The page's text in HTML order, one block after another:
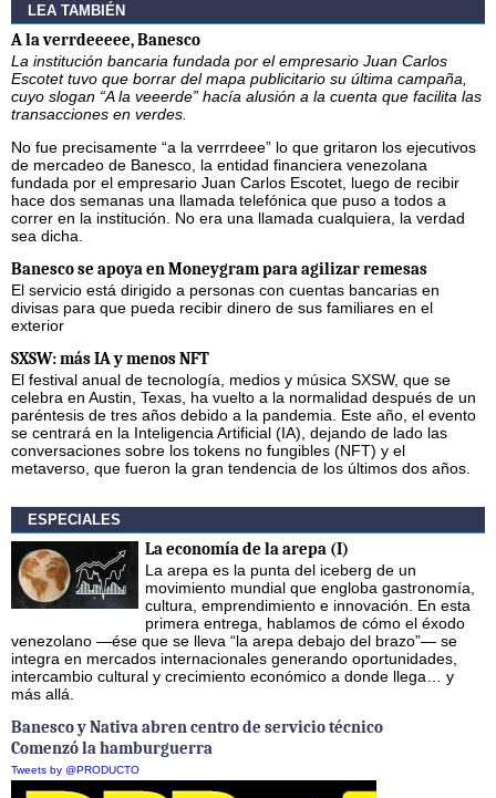
LEA TAMBIÉN
A la verrdeeeee, Banesco
La institución bancaria fundada por el empresario Juan Carlos
Escotet tuvo que borrar del mapa publicitario su última campaña,
cuyo slogan “A la veeerde” hacía alusión a la cuenta que facilita las
transacciones en verdes.
No fue precisamente “a la verrrdeee” lo que gritaron los ejecutivos
de mercadeo de Banesco, la entidad financiera venezolana
fundada por el empresario Juan Carlos Escotet, luego de recibir
hace dos semanas una llamada telefónica que puso a todos a
correr en la institución. No era una llamada cualquiera, la verdad
sea dicha.
Banesco se apoya en Moneygram para agilizar remesas
El servicio está dirigido a personas con cuentas bancarias en
divisas para que pueda recibir dinero de sus familiares en el
exterior
SXSW: más IA y menos NFT
El festival anual de tecnología, medios y música SXSW, que se
celebra en Austin, Texas, ha vuelto a la normalidad después de un
paréntesis de tres años debido a la pandemia. Este año, el evento
se centrará en la Inteligencia Artificial (IA), dejando de lado las
conversaciones sobre los tokens no fungibles (NFT) y el
metaverso, que fueron la gran tendencia de los últimos dos años.
ESPECIALES
La economía de la arepa (I)
La arepa es la punta del iceberg de un
movimiento mundial que engloba gastronomía,
cultura, emprendimiento e innovación. En esta
primera entrega, hablamos de cómo el éxodo
venezolano —ése que se lleva “la arepa debajo del brazo”— se
integra en mercados internacionales generando oportunidades,
intercambio cultural y crecimiento económico a donde llega… y
más allá.
Banesco y Nativa abren centro de servicio técnico
Comenzó la hamburguerra
Tweets by @PRODUCTO